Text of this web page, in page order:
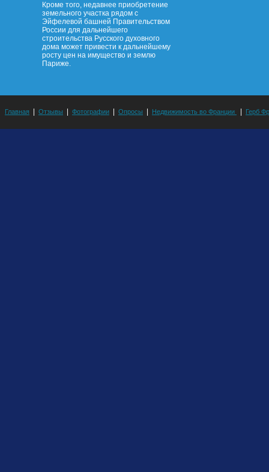
Кроме того, недавнее приобретение
земельного участка рядом с
Эйфелевой башней Правительством
России для дальнейшего
строительства Русского духовного
дома может привести к дальнейшему
росту цен на имущество и землю
Париже.
Главная Отзывы Фотографии Опросы Недвижимость во Франции Герб